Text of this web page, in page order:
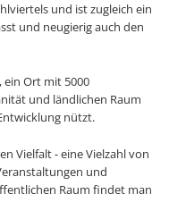
und ist zugleich ein
und neugierig auch den
Ort mit 5000
und ländlichen Raum
nützt.
Vielfalt - eine Vielzahl von
und
Raum findet man